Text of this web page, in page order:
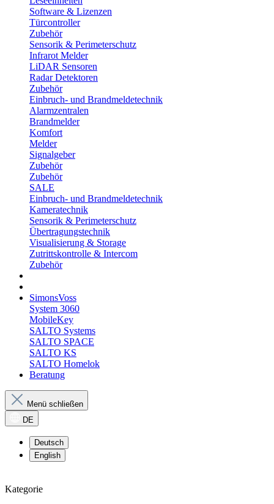
Software & Lizenzen
Türcontroller
Zubehör
Sensorik & Perimeterschutz
Infrarot Melder
LiDAR Sensoren
Radar Detektoren
Zubehör
Einbruch- und Brandmeldetechnik
Alarmzentralen
Brandmelder
Komfort
Melder
Signalgeber
Zubehör
Zubehör
SALE
Einbruch- und Brandmeldetechnik
Kameratechnik
Sensorik & Perimeterschutz
Übertragungstechnik
Visualisierung & Storage
Zutrittskontrolle & Intercom
Zubehör
SimonsVoss
System 3060
MobileKey
SALTO Systems
SALTO SPACE
SALTO KS
SALTO Homelok
Beratung
Menü schließen
DE
Deutsch
English
Kategorie